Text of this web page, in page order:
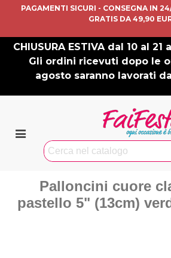
PAGAMENTI SICURI - CONSEGNA IN
GRATIS DA 49,90
CHIUSURA ESTIVA dal 10 al
Gli ordini ricevuti dopo le
agosto saranno lavorati
Palloncini cuore
pastello 5" (13cm)